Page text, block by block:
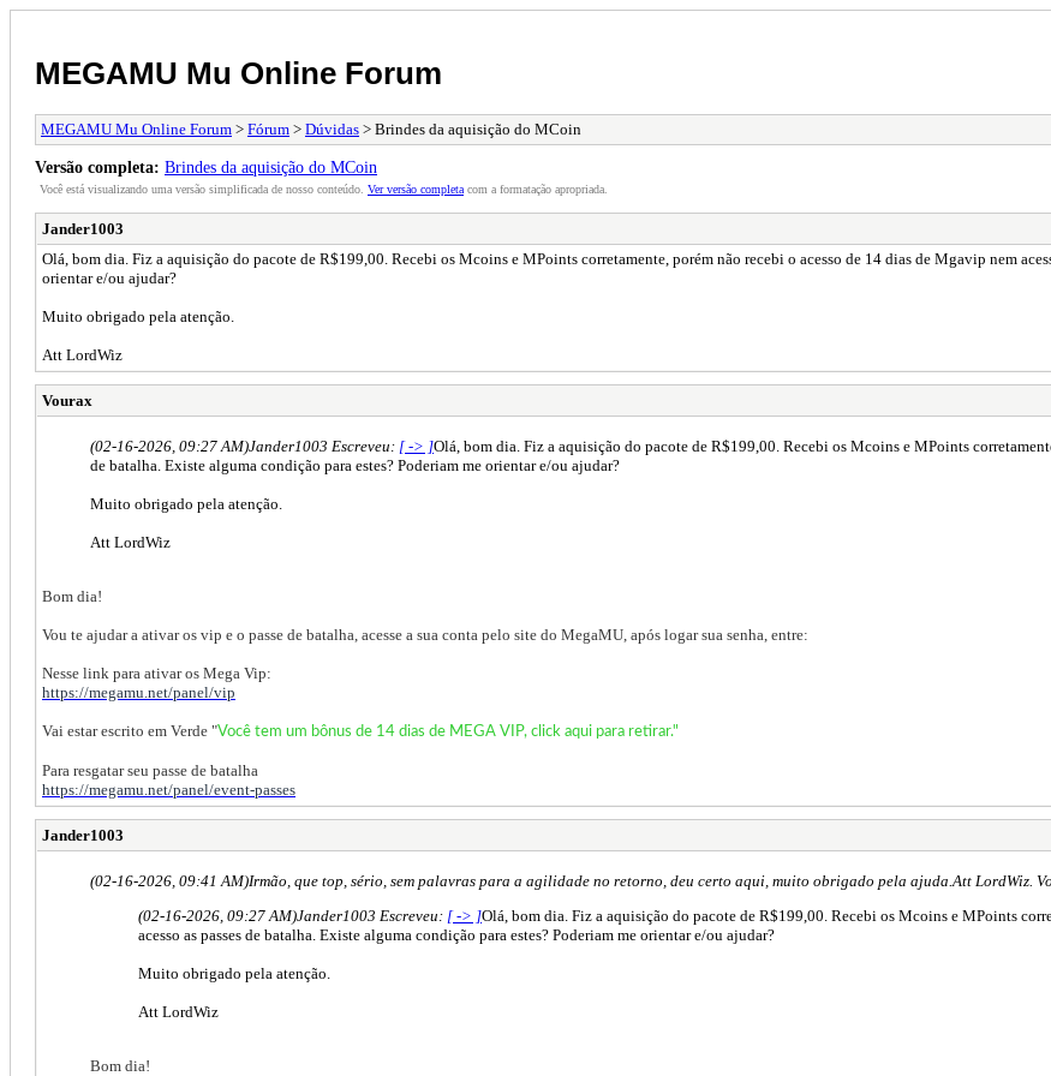
MEGAMU Mu Online Forum
MEGAMU Mu Online Forum > Fórum > Dúvidas > Brindes da aquisição do MCoin
Versão completa: Brindes da aquisição do MCoin
Você está visualizando uma versão simplificada de nosso conteúdo. Ver versão completa com a formatação apropriada.
Jander1003
Olá, bom dia. Fiz a aquisição do pacote de R$199,00. Recebi os Mcoins e MPoints corretamente, porém não recebi o acesso de 14 dias de Mgavip nem
orientar e/ou ajudar?
Muito obrigado pela atenção.
Att LordWiz
Vourax
(02-16-2026, 09:27 AM)Jander1003 Escreveu: [ -> ]Olá, bom dia. Fiz a aquisição do pacote de R$199,00. Recebi os Mcoins e MPoints
de batalha. Existe alguma condição para estes? Poderiam me orientar e/ou ajudar?
Muito obrigado pela atenção.
Att LordWiz
Bom dia!
Vou te ajudar a ativar os vip e o passe de batalha, acesse a sua conta pelo site do MegaMU, após logar sua senha, entre:
Nesse link para ativar os Mega Vip:
https://megamu.net/panel/vip
Vai estar escrito em Verde "Você tem um bônus de 14 dias de MEGA VIP, click aqui para retirar."
Para resgatar seu passe de batalha
https://megamu.net/panel/event-passes
Jander1003
(02-16-2026, 09:41 AM)Irmão, que top, sério, sem palavras para a agilidade no retorno, deu certo aqui, muito obrigado pela ajuda.Att LordWiz.
(02-16-2026, 09:27 AM)Jander1003 Escreveu: [ -> ]Olá, bom dia. Fiz a aquisição do pacote de R$199,00. Recebi os Mcoins e MPoints
acesso as passes de batalha. Existe alguma condição para estes? Poderiam me orientar e/ou ajudar?
Muito obrigado pela atenção.
Att LordWiz
Bom dia!